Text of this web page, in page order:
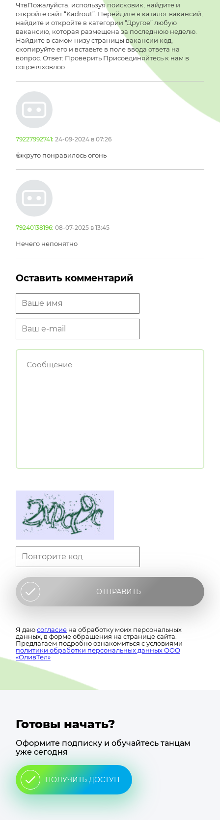
ЧтвПожалуйста, используя поисковик, найдите и
откройте сайт “Kadrout”. Перейдите в каталог вакансий,
найдите и откройте в категории “Другое” любую
вакансию, которая размещена за последнюю неделю.
Найдите в самом низу страницы вакансии код,
скопируйте его и вставьте в поле ввода ответа на
вопрос. Ответ: Проверить Присоединяйтесь к нам в
соцсетяховлоо
79227992741: 24-09-2024 в 07:26
👍круто понравилось огонь
79240138196: 08-07-2025 в 13:45
Нечего непонятно
Оставить комментарий
ОТПРАВИТЬ
Я даюсогласие на обработку моих персональных
данных, в форме обращения на странице сайта.
Предлагаем подробно ознакомиться с условиями
политики обработки персональных данных ООО
«ОливТел»
Готовы начать?
Оформите подписку и обучайтесь танцам
уже сегодня
ПОЛУЧИТЬ ДОСТУП